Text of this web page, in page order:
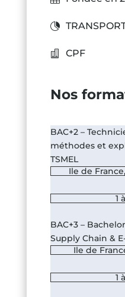
CPF
Nos
BAC+2 –
méthodes et
TSMEL
Ile de France,
1
BAC+3 –
Supply Chain &
Ile de
1